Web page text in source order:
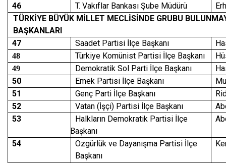
46 T. Vakıflar Bankası Şube Müdürü
TÜRKİYE BÜYÜK MİLLET MECLİSİNDE GRUBU
BAŞKANLARI
47
Saadet Partisi İlçe Başkanı
48 Türkiye Komünist Partisi İlçe Başkanı
49 Demokratik Sol Parti İlçe Başkanı
50
Emek Partisi İlçe Başkanı
51
Genç Parti İlçe Başkanı
52
Vatan (İşçi) Partisi İlçe Başkanı
53
Halkların Demokratik Partisi İlçe
Başkanı
54
Özgürlük ve Dayanışma Partisi İlçe
Başkanı